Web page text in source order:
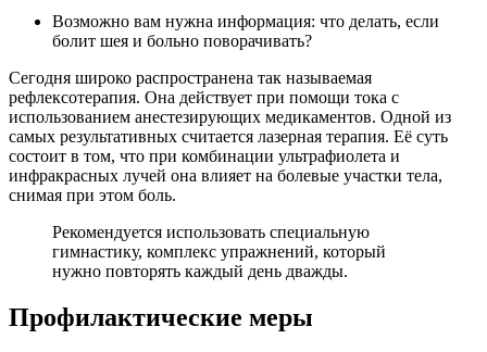
Возможно вам нужна информация: что делать, если
болит шея и больно поворачивать?
Сегодня широко распространена так называемая
рефлексотерапия. Она действует при помощи тока с
использованием анестезирующих медикаментов. Одной из
самых результативных считается лазерная терапия. Её суть
состоит в том, что при комбинации ультрафиолета и
инфракрасных лучей она влияет на болевые участки тела,
снимая при этом боль.
Рекомендуется использовать специальную
гимнастику, комплекс упражнений, который
нужно повторять каждый день дважды.
Профилактические меры